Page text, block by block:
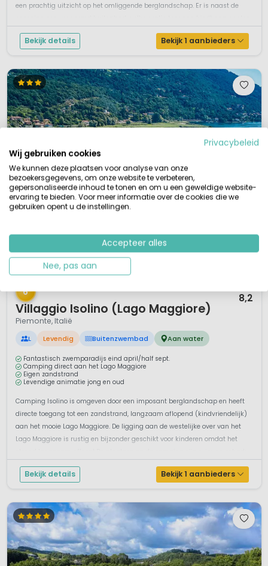
een prachtig uitzicht op het omliggende berglandschap. Er is naast de
van cam...
Bekijk details Bekijk 1 aanbieders
6
Villaggio Isolino (Lago Maggiore)
8,2
Piemonte, Italië
L Levendig Buitenzwembad Aan water
Fantastisch zwemparadijs eind april/half sept.
Camping direct aan het Lago Maggiore
Eigen zandstrand
Levendige animatie jong en oud
Camping Isolino is omgeven door een imposant berglandschap en heeft
directe toegang tot een zandstrand, langzaam aflopend (kindvriendelijk)
aan het mooie Lago Maggiore. De ligging aan de westelijke over van het
Lago Maggiore is rustig en bijzonder geschikt voor kinderen omdat het
Bekijk details Bekijk 1 aanbieders
Privacybeleid
Wij gebruiken cookies
We kunnen deze plaatsen voor analyse van onze
bezoekersgegevens, om onze website te verbeteren,
gepersonaliseerde inhoud te tonen en om u een geweldige website-
ervaring te bieden. Voor meer informatie over de cookies die we
gebruiken opent u de instellingen.
Accepteer alles
Nee, pas aan